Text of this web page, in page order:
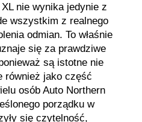
nie wynika jedynie z
wszystkim z realnego
odmian. To właśnie
się za prawdziwe
są istotne nie
również jako część
osób Auto Northern
porządku w
się czytelność,